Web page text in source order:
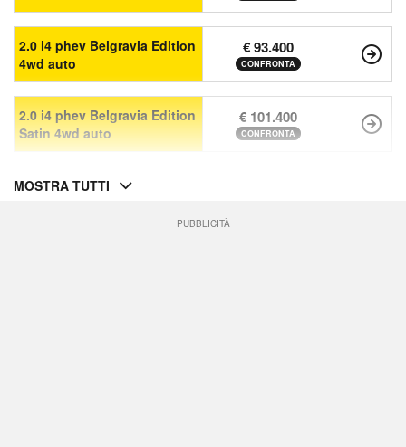
2.0 i4 phev Belgravia Edition
4wd auto
€ 93.400
CONFRONTA
2.0 i4 phev Belgravia Edition
Satin 4wd auto
€ 101.400
CONFRONTA
MOSTRA TUTTI
PUBBLICITÀ